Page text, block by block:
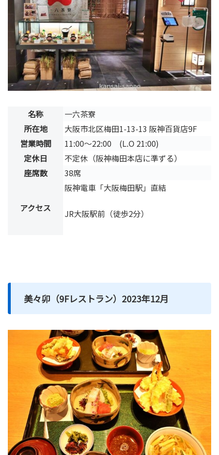
名称
一六茶寮
所在地
大阪市北区梅田1-13-13 阪神百貨店9F
営業時間
11:00～22:00 (L.O 21:00)
定休日
不定休（阪神梅田本店に準ずる）
座席数
38席
アクセス
阪神電車「大阪梅田駅」直結
JR大阪駅前（徒歩2分）
美々卯（9Fレストラン）2023年12月